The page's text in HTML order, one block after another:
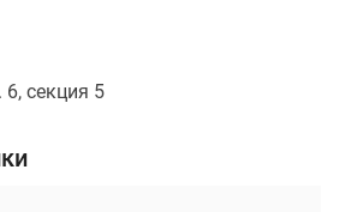
6, секция 5